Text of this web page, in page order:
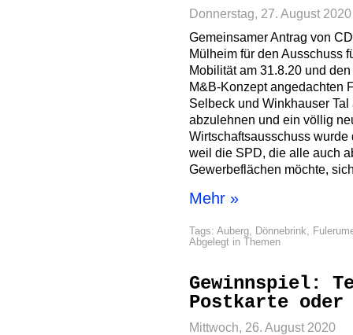
Donnerstag, 27. August 2020
Gemeinsamer Antrag von
Mülheim für den Ausschuss
Mobilität am 31.8.20 und
M&B-Konzept angedachten
Selbeck und Winkhauser
abzulehnen und ein völlig
Wirtschaftsausschuss
weil die SPD, die alle auch
Gewerbeflächen möchte,
Mehr »
Tags: Auberg, Dönnebrink,
Abgelegt in Themen
Gewinnspiel:
Postkarte
Mittwoch, 26. August 2020